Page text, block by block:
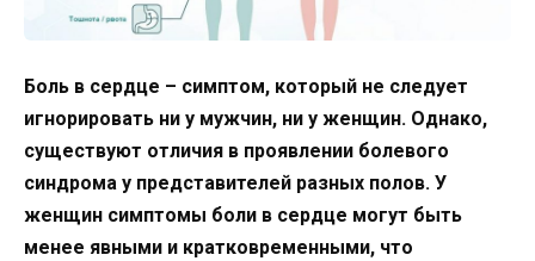
Боль в сердце – симптом, который не следует
игнорировать ни у мужчин, ни у женщин. Однако,
существуют отличия в проявлении болевого
синдрома у представителей разных полов. У
женщин симптомы боли в сердце могут быть
менее явными и кратковременными, что